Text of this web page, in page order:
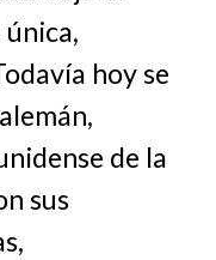
hoy se
de la
sus